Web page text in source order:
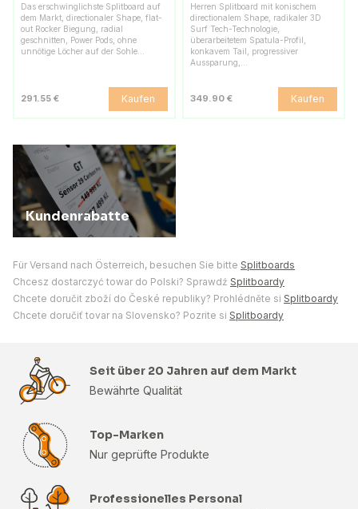
Das erschwinglichste Splitboard auf
dem Markt, directionaler Shape, flat-
out Rocker Biegung, radial
geschnitten, Power Pods, ohne
unnötige Löcher auf der Sohle…
291.55 € Kaufen
Herren Splitboard mit konischem
directionalem Shape, radikaler 3D
Surf Tech-Technologie,
überarbeitetem Spatula-Profil,
konkavem Tail, progressiver
Aussparung,…
349.90 € Kaufen
Kundenrabatte
Für Versand nach Österreich, besuchen Sie bitte Splitboards
Chcesz dostarczyć towar do Polski? Sprawdź Splitboardy
Chcete doručit zboží do České republiky? Prohlédněte si Splitboardy
Chcete doručiť tovar na Slovensko? Pozrite si Splitboardy
Seit über 20 Jahren auf dem Markt
Bewährte Qualität
Top-Marken
Nur geprüfte Produkte
Professionelles Personal